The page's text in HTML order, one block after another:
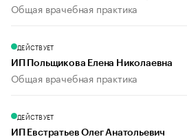
Общая врачебная практика
ДЕЙСТВУЕТ
ИП Польщикова Елена Николаевна
Общая врачебная практика
ДЕЙСТВУЕТ
ИП Евстратьев Олег Анатольевич